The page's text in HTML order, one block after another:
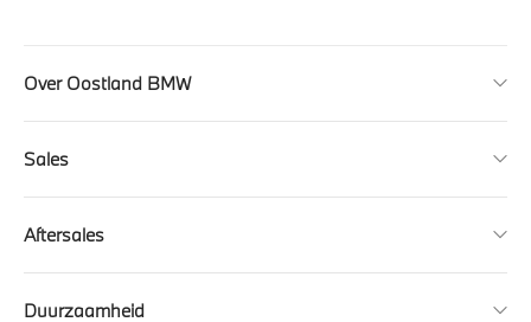
Over Oostland BMW
Sales
Aftersales
Duurzaamheid